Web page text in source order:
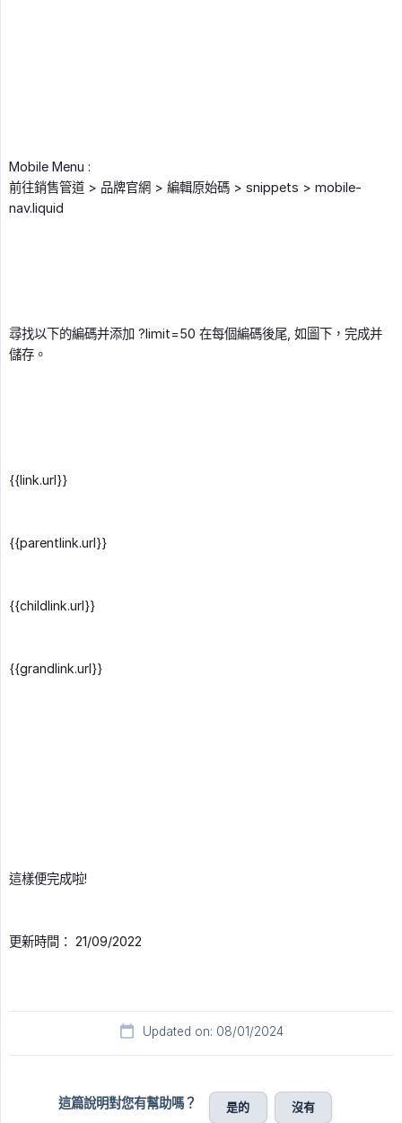
Mobile Menu :
前往銷售管道 > 品牌官網 > 編輯原始碼 > snippets > mobile-
nav.liquid
尋找以下的編碼并添加 ?limit=50 在每個編碼後尾, 如圖下，完成并
儲存。
{{link.url}}
{{parentlink.url}}
{{childlink.url}}
{{grandlink.url}}
這樣便完成啦!
更新時間： 21/09/2022
Updated on: 08/01/2024
這篇說明對您有幫助嗎？ 是的 沒有